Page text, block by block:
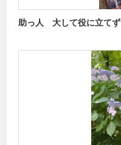
助っ人 大して役に立てず